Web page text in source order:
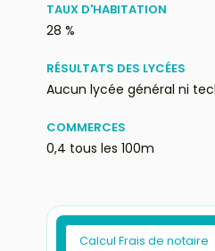
TAUX D'HABITATION
28 %
RÉSULTATS DES LYCÉES
Aucun lycée général ni
COMMERCES
0,4 tous les 100m
Calcul Frais de notaire